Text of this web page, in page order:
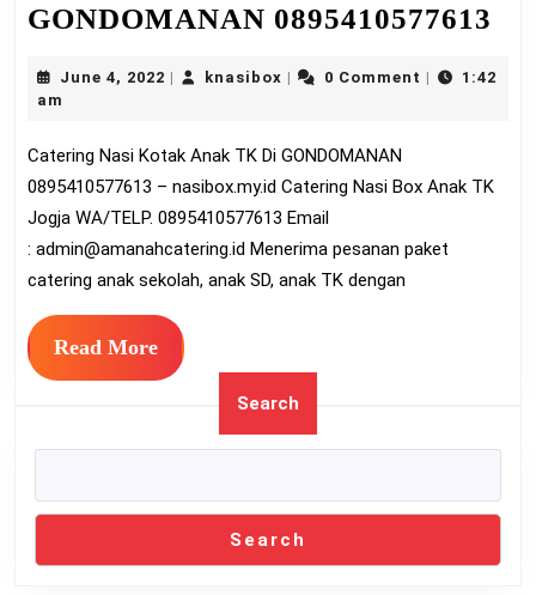
GONDOMANAN 0895410577613
Di
June 4, 2022 June
| knasiboxknasibox
| 0 Comment |
1:42
am
Catering Nasi Kotak Anak TK Di GONDOMANAN
0895410577613 – nasibox.my.id Catering Nasi Box Anak TK
Jogja WA/TELP. 0895410577613 Email
: admin@amanahcatering.id Menerima pesanan paket
catering anak sekolah, anak SD, anak TK dengan
Read MoreRead
More
Search
Search